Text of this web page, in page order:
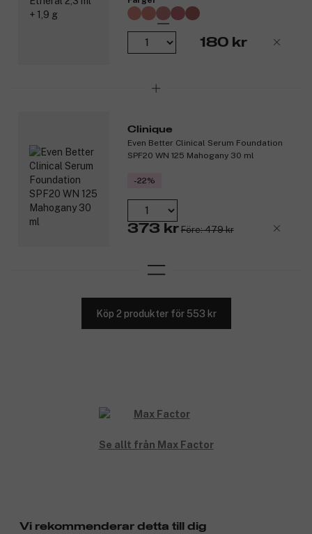
180 kr
Clinique
Even Better Clinical Serum Foundation
SPF20 WN 125 Mahogany 30 ml
-22%
373 kr Före: 479 kr
Köp 2 produkter för 553 kr
Se allt från Max Factor
Vi rekommenderar detta till dig